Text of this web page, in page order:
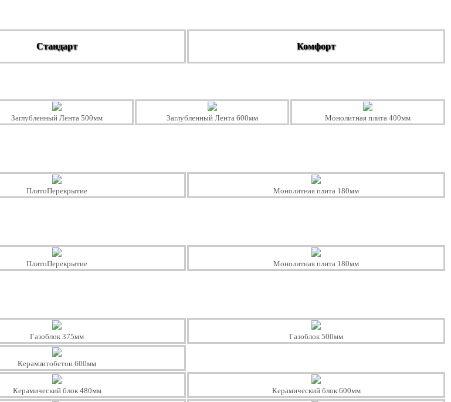
Стандарт Комфорт
Заглубленный Лента 500мм Заглубленный Лента 600мм Монолитная плита 400мм
ПлитоПерекрытие Монолитная плита 180мм
ПлитоПерекрытие Монолитная плита 180мм
Газоблок 375мм Газоблок 500мм
Керамзитобетон 600мм
Керамический блок 480мм Керамический блок 600мм